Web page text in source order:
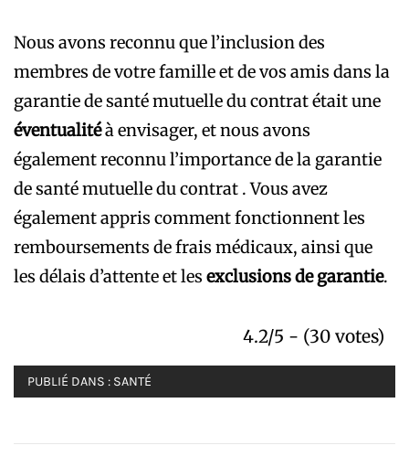
Nous avons reconnu que l’inclusion des
membres de votre famille et de vos amis dans la
garantie de santé mutuelle du contrat était une
éventualitéà envisager, et nous avons
également reconnu l’importance de la garantie
de santé mutuelle du contrat . Vous avez
également appris comment fonctionnent les
remboursements de frais médicaux, ainsi que
les délais d’attente et les exclusions de garantie.
4.2/5 - (30 votes)
PUBLIÉ DANS : SANTÉ